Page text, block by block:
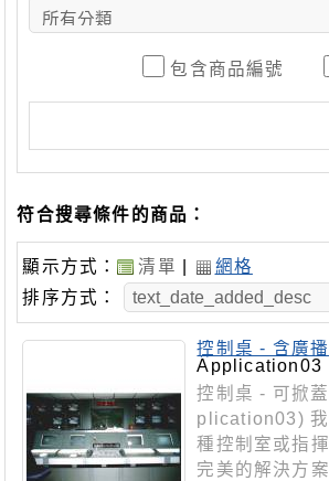
包含商品編號
符合搜尋條件的商品：
顯示方式： 清單
網格
排序方式：
控制桌 - 含廣
款
Application03
控制桌 - 可掀
plication03) 我
種控制室或指
完美的解決方